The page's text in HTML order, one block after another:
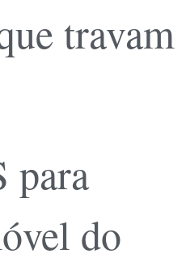
travam
para
do